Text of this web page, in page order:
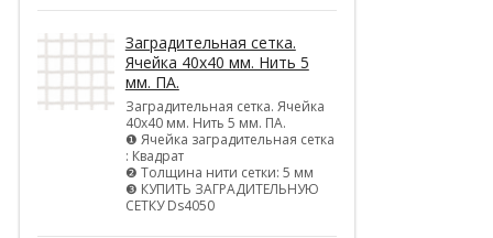
Заградительная сетка.
Ячейка 40х40 мм. Нить 5
мм. ПА.
Заградительная сетка. Ячейка
40х40 мм. Нить 5 мм. ПА.
❶ Ячейка заградительная сетка
: Квадрат
❷ Толщина нити сетки: 5 мм
❸ КУПИТЬ ЗАГРАДИТЕЛЬНУЮ
СЕТКУ Ds4050